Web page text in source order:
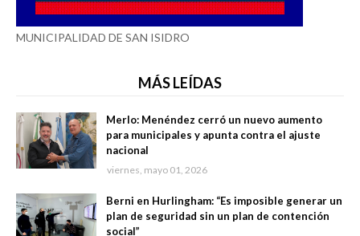
MUNICIPALIDAD DE SAN ISIDRO
MÁS LEÍDAS
Merlo: Menéndez cerró un nuevo aumento
para municipales y apunta contra el ajuste
nacional
viernes, mayo 01, 2026
Berni en Hurlingham: “Es imposible generar un
plan de seguridad sin un plan de contención
social”